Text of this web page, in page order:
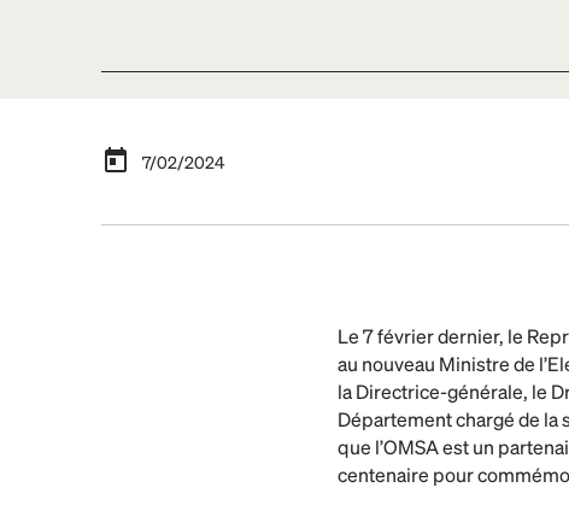
7/02/2024
Le 7 février dernier, le
au nouveau Ministre de
la Directrice-générale, le
Département chargé de la
que l’OMSA est un
centenaire pour